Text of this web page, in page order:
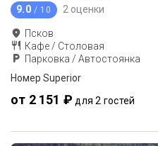
9.0 / 10 2 оценки
Псков
Кафе / Столовая
Парковка / Автостоянка
Номер Superior
от 2 151 ₽ для 2 гостей